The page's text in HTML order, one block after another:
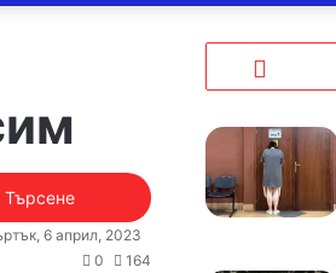
6 април, 2023
0
164